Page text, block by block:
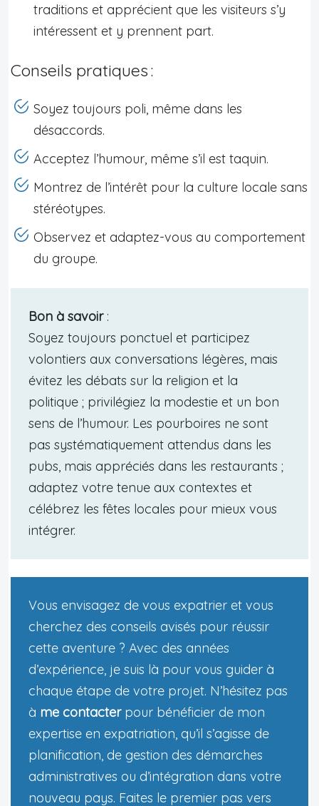
traditions et apprécient que les visiteurs s’y
intéressent et y prennent part.
Conseils pratiques :
Soyez toujours poli, même dans les
désaccords.
Acceptez l’humour, même s’il est taquin.
Montrez de l’intérêt pour la culture locale sans
stéréotypes.
Observez et adaptez-vous au comportement
du groupe.
Bon à savoir:
Soyez toujours ponctuel et participez
volontiers aux conversations légères, mais
évitez les débats sur la religion et la
politique ; privilégiez la modestie et un bon
sens de l’humour. Les pourboires ne sont
pas systématiquement attendus dans les
pubs, mais appréciés dans les restaurants ;
adaptez votre tenue aux contextes et
célébrez les fêtes locales pour mieux vous
intégrer.
Vous envisagez de vous expatrier et vous
cherchez des conseils avisés pour réussir
cette aventure ? Avec des années
d’expérience, je suis là pour vous guider à
chaque étape de votre projet. N’hésitez pas
à me contacterpour bénéficier de mon
expertise en expatriation, qu’il s’agisse de
planification, de gestion des démarches
administratives ou d’intégration dans votre
nouveau pays. Faites le premier pas vers